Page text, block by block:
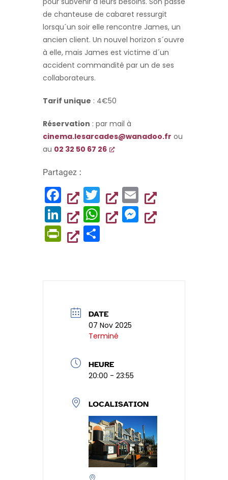
de chanteuse de cabaret ressurgit
lorsqu´un soir elle rencontre James, un
ancien client. Un nouvel horizon s´ouvre
à elle, mais James est victime d´un
accident commandité par un de ses
collaborateurs.
Tarif unique : 4€50
Réservation : par mail à
cinema.lesarcades@wanadoo.fr ou
au 02 32 50 67 26
Partagez :
F
a
c
e
o
T
wi
tt
E
m
ai
Li
n
k
dI
W
h
A
p
M
es
g
Pr
in
ri
g
DATE
07 Nov 2025
Terminé
HEURE
20:00 - 23:55
LOCALISATION